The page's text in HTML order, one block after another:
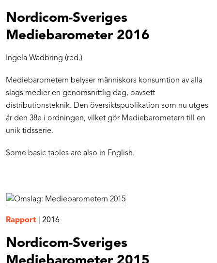
Nordicom-Sveriges
Mediebarometer 2016
Ingela Wadbring (red.)
Mediebarometern belyser människors konsumtion av alla
slags medier en genomsnittlig dag, oavsett
distributionsteknik. Den översiktspublikation som nu utges
är den 38e i ordningen, vilket gör Mediebarometern till en
unik tidsserie.
Some basic tables are also in English.
Rapport 2016
Nordicom-Sveriges